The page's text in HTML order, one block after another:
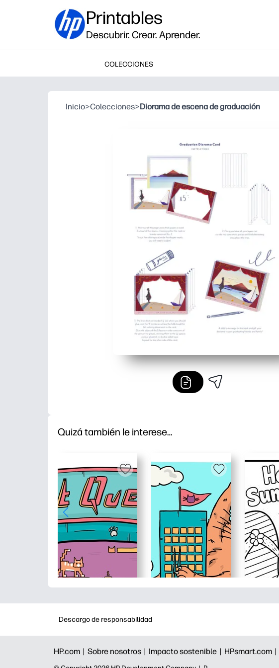
Printables
Descubrir. Crear. Aprender.
COLECCIONES
Inicio>Colecciones>Diorama de escena de graduación
Quizá también le interese…
Descargo de responsabilidad
HP.com | Sobre nosotros | Impacto sostenible | HPsmart.com |